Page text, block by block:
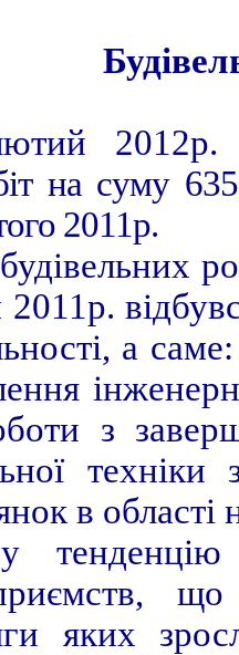
2012р.
на суму
2011р.
будівельних
а
з
в
яких